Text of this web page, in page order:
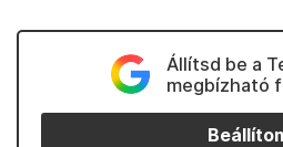
Állítsd be a
megbízható